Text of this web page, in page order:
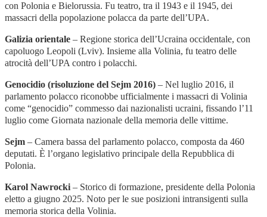
con Polonia e Bielorussia. Fu teatro, tra il 1943 e il 1945, dei
massacri della popolazione polacca da parte dell’UPA.
Galizia orientale – Regione storica dell’Ucraina occidentale, con
capoluogo Leopoli (Lviv). Insieme alla Volinia, fu teatro delle
atrocità dell’UPA contro i polacchi.
Genocidio (risoluzione del Sejm 2016) – Nel luglio 2016, il
parlamento polacco riconobbe ufficialmente i massacri di Volinia
come “genocidio” commesso dai nazionalisti ucraini, fissando l’11
luglio come Giornata nazionale della memoria delle vittime.
Sejm – Camera bassa del parlamento polacco, composta da 460
deputati. È l’organo legislativo principale della Repubblica di
Polonia.
Karol Nawrocki – Storico di formazione, presidente della Polonia
eletto a giugno 2025. Noto per le sue posizioni intransigenti sulla
memoria storica della Volinia.